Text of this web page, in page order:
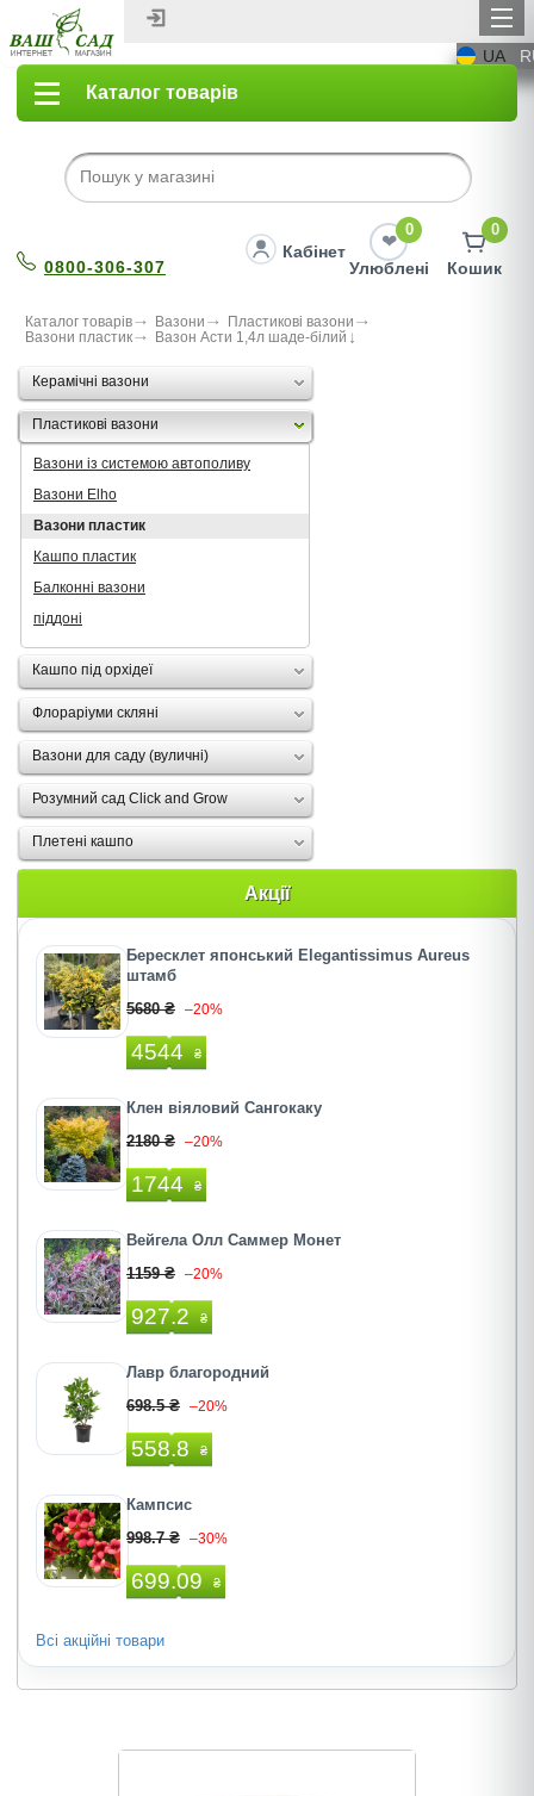
UA
Каталог товарів
0800-306-307
Кабінет
0
Улюблені
0
Кошик
Каталог товарів Вазони
Пластикові вазони
Вазони пластик
Вазон Асти 1,4л шаде-білий
Керамічні вазони
Пластикові вазони
Вазони із системою автополиву
Вазони Elho
Вазони пластик
Кашпо пластик
Балконні вазони
піддоні
Кашпо під орхідеї
Флораріуми скляні
Вазони для саду (вуличні)
Розумний сад Click and Grow
Плетені кашпо
Акції
Бересклет японський Elegantissimus Aureus
штамб
5680 ₴ –20%
4544 ₴
Клен віяловий Сангокаку
2180 ₴ –20%
1744 ₴
Вейгела Олл Саммер Монет
1159 ₴ –20%
927.2 ₴
Лавр благородний
698.5 ₴ –20%
558.8 ₴
Кампсис
998.7 ₴ –30%
699.09 ₴
Всі акційні товари